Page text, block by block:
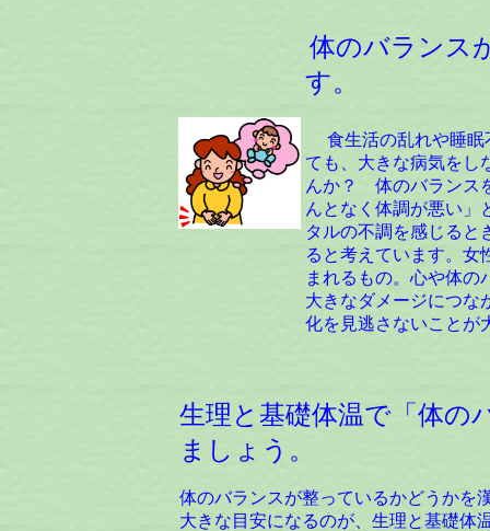
体のバランス
す。
食生活の乱れや睡眠
ても、大きな病気をし
んか？ 体のバランス
んとなく体調が悪い」
タルの不調を感じると
ると考えています。女
まれるもの。心や体の
大きなダメージにつ
化を見逃さないことが
生理と基礎体温で「体の
ましょう。
体のバランスが整っているかどうかを
大きな目安になるのが、生理と基礎体